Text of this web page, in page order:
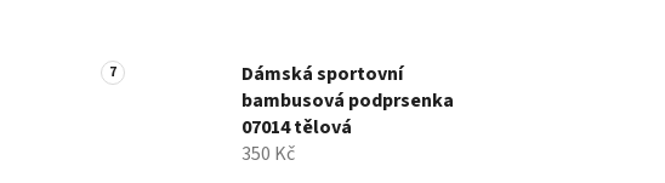
Dámská sportovní
bambusová podprsenka
07014 tělová
350 Kč